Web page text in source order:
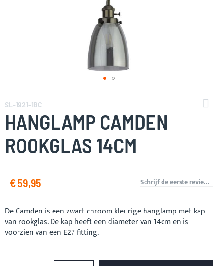
naar
het
begin
van
de
afbeeldingen-
SL-1921-1BC
HANGLAMP CAMDEN
ROOKGLAS 14CM
€ 59,95 Schrijf de eerste review over dit product
De Camden is een zwart chroom kleurige hanglamp met kap
van rookglas. De kap heeft een diameter van 14cm en is
voorzien van een E27 fitting.